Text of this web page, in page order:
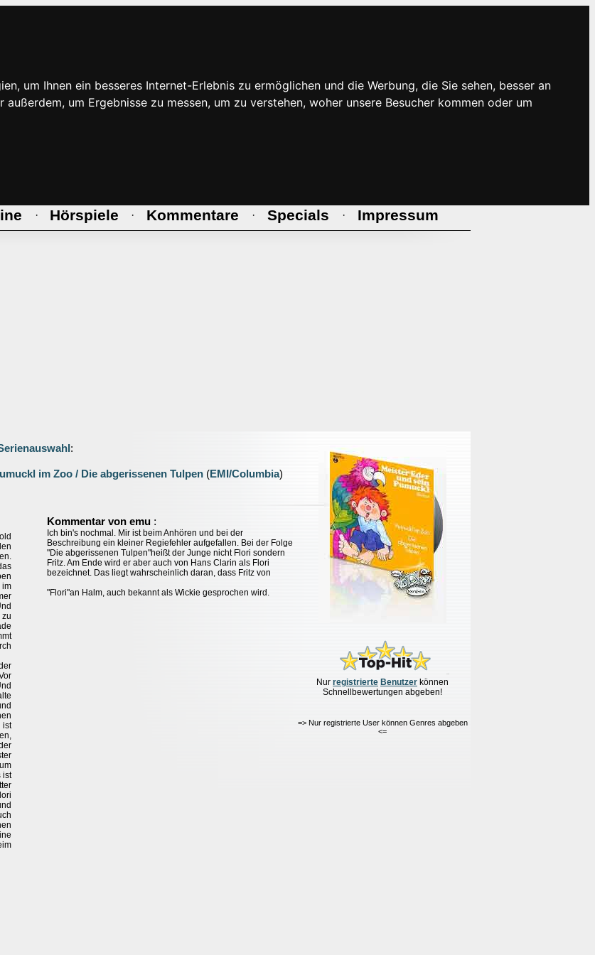
um Ihnen ein besseres Internet-Erlebnis zu ermöglichen und die Werbung, die Sie sehen, besser an
um Ergebnisse zu messen, um zu verstehen, woher unsere Besucher kommen oder um
· Hörspiele · Kommentare · Specials · Impressum
:
im Zoo / Die abgerissenen Tulpen (EMI/Columbia)
Nur registrierte Benutzer können
Schnellbewertungen abgeben!
=> Nur registrierte User können Genres abgeben
<=
im
ist
ist
Kommentar von emu :
Ich bin's nochmal. Mir ist beim Anhören und bei der
Beschreibung ein kleiner Regiefehler aufgefallen. Bei der Folge
"Die abgerissenen Tulpen"heißt der Junge nicht Flori sondern
Fritz. Am Ende wird er aber auch von Hans Clarin als Flori
bezeichnet. Das liegt wahrscheinlich daran, dass Fritz von
"Flori"an Halm, auch bekannt als Wickie gesprochen wird.